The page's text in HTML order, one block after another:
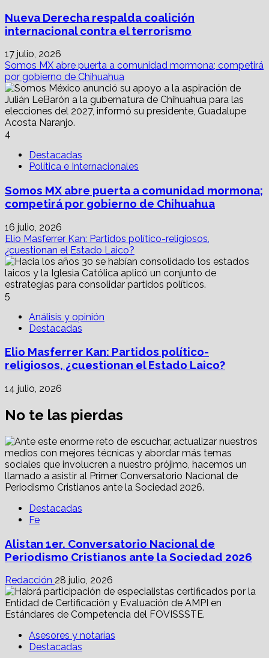
Nueva Derecha respalda coalición
internacional contra el terrorismo
17 julio, 2026
Somos MX abre puerta a comunidad mormona; competirá
por gobierno de Chihuahua
4
Destacadas
Política e Internacionales
Somos MX abre puerta a comunidad mormona;
competirá por gobierno de Chihuahua
16 julio, 2026
Elio Masferrer Kan: Partidos político-religiosos,
¿cuestionan el Estado Laico?
5
Análisis y opinión
Destacadas
Elio Masferrer Kan: Partidos político-
religiosos, ¿cuestionan el Estado Laico?
14 julio, 2026
No te las pierdas
Destacadas
Fe
Alistan 1er. Conversatorio Nacional de
Periodismo Cristianos ante la Sociedad 2026
Redacción 28 julio, 2026
Asesores y notarías
Destacadas